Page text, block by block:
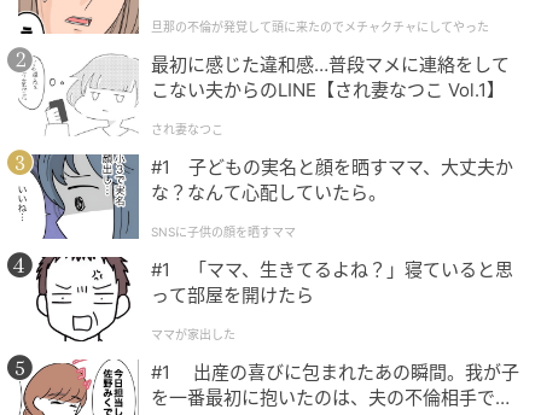
エキサイトニュース
クチャにしてやった
旦那の不倫が発覚して頭に来たのでメチャクチャにしてやった
最初に感じた違和感…普段マメに連絡をして
こない夫からのLINE【され妻なつこ Vol.1】
され妻なつこ
#1 子どもの実名と顔を晒すママ、大丈夫か
な？なんて心配していたら。
SNSに子供の顔を晒すママ
#1 「ママ、生きてるよね？」寝ていると思
って部屋を開けたら
ママが家出した
#1 出産の喜びに包まれたあの瞬間。我が子
を一番最初に抱いたのは、夫の不倫相手でし